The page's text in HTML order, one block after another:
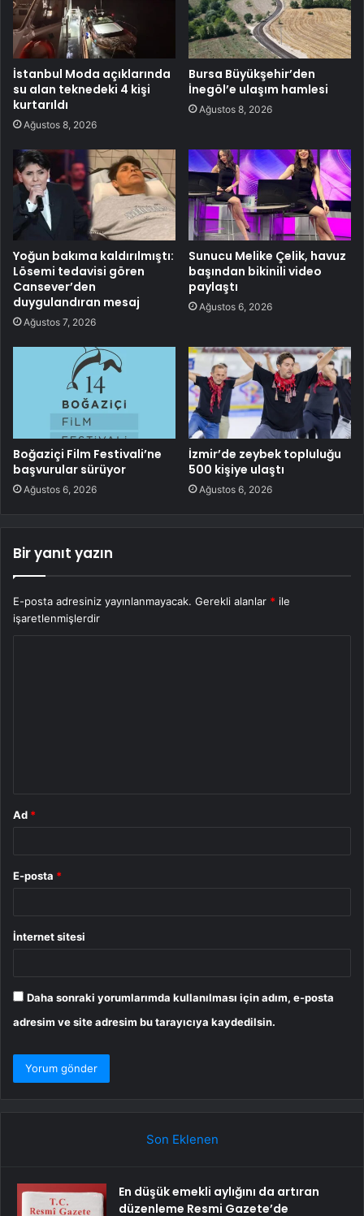
İstanbul Moda açıklarında
su alan teknedeki 4 kişi
kurtarıldı
Ağustos 8, 2026
Bursa Büyükşehir’den
İnegöl’e ulaşım hamlesi
Ağustos 8, 2026
Yoğun bakıma kaldırılmıştı:
Lösemi tedavisi gören
Cansever’den
duygulandıran mesaj
Ağustos 7, 2026
Sunucu Melike Çelik, havuz
başından bikinili video
paylaştı
Ağustos 6, 2026
Boğaziçi Film Festivali’ne
başvurular sürüyor
Ağustos 6, 2026
İzmir’de zeybek topluluğu
500 kişiye ulaştı
Ağustos 6, 2026
Bir yanıt yazın
E-posta adresiniz yayınlanmayacak. Gerekli alanlar * ile
işaretlenmişlerdir
Ad *
E-posta *
İnternet sitesi
Daha sonraki yorumlarımda kullanılması için adım, e-posta
adresim ve site adresim bu tarayıcıya kaydedilsin.
Son Eklenen
En düşük emekli aylığını da artıran
düzenleme Resmi Gazete’de